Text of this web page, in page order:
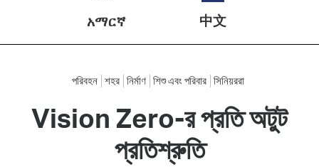
አማርኛ
中文
পরিবহন শহর নির্মাণ শিশু এবং পরিবার সিনিয়ররা
Vision Zero-র প্রতি অটুট
প্রতিশ্রুতি